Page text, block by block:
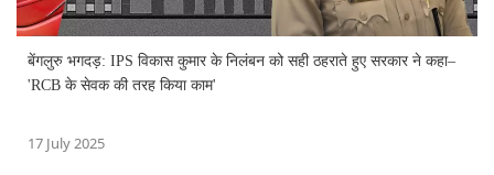
बेंगलुरु भगदड़: IPS विकास कुमार के निलंबन को सही ठहराते हुए सरकार ने कहा–
'RCB के सेवक की तरह किया काम'
17 July 2025